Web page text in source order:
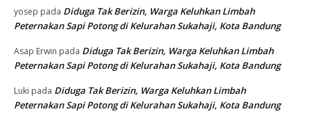
yosep pada Diduga Tak Berizin, Warga Keluhkan Limbah
Peternakan Sapi Potong di Kelurahan Sukahaji, Kota Bandung
Asap Erwin pada Diduga Tak Berizin, Warga Keluhkan Limbah
Peternakan Sapi Potong di Kelurahan Sukahaji, Kota Bandung
Luki pada Diduga Tak Berizin, Warga Keluhkan Limbah
Peternakan Sapi Potong di Kelurahan Sukahaji, Kota Bandung